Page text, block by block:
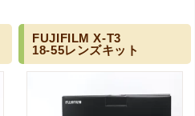
ラを買っておけば…（兵庫・伊丹
市）
FUJIFILM X-T3
18-55レンズキット